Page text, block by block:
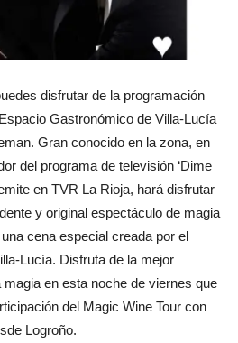
disfrutar de la programación
Gastronómico de Villa-Lucía
Gran conocido en la zona, en
del programa de televisión ‘Dime
en TVR La Rioja, hará disfrutar
y original espectáculo de magia
cena especial creada por el
Lucía. Disfruta de la mejor
en esta noche de viernes que
del Magic Wine Tour con
Logroño.